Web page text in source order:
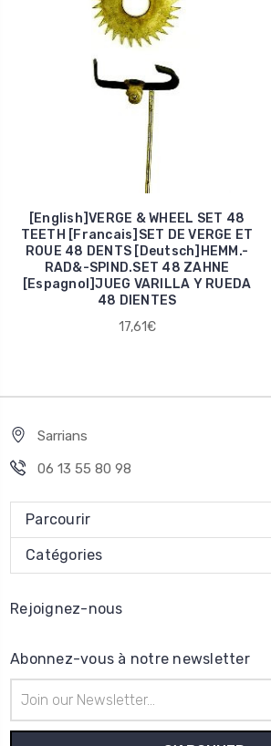
[English]VERGE & WHEEL SET 48
TEETH [Francais]SET DE VERGE ET
ROUE 48 DENTS [Deutsch]HEMM.-
RAD&-SPIND.SET 48 ZAHNE
[Espagnol]JUEG VARILLA Y RUEDA
48 DIENTES
17,61€
Sarrians
06 13 55 80 98
Parcourir
Catégories
Rejoignez-nous
Abonnez-vous à notre newsletter
e-
mail